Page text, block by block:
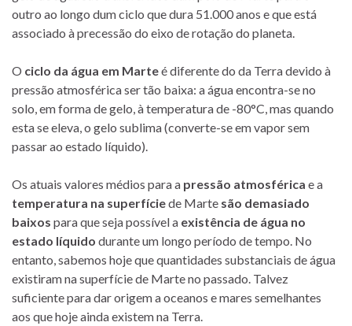
outro ao longo dum ciclo que dura 51.000 anos e que está
associado à precessão do eixo de rotação do planeta.
O ciclo da água em Marteé diferente do da Terra devido à
pressão atmosférica ser tão baixa: a água encontra-se no
solo, em forma de gelo, à temperatura de -80°C, mas quando
esta se eleva, o gelo sublima (converte-se em vapor sem
passar ao estado líquido).
Os atuais valores médios para a pressão atmosférica e a
temperatura na superfíciede Marte são demasiado
baixos para que seja possível a existência de água no
estado líquido durante um longo período de tempo. No
entanto, sabemos hoje que quantidades substanciais de água
existiram na superfície de Marte no passado. Talvez
suficiente para dar origem a oceanos e mares semelhantes
aos que hoje ainda existem na Terra.